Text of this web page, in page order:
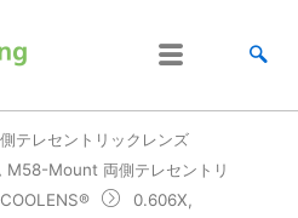
テレセントリックレンズ
M58-Mount 両側テレセントリ
0.606X,